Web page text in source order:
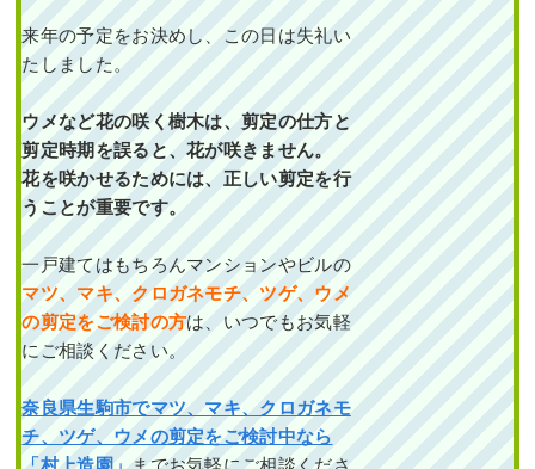
来年の予定をお決めし、この日は失礼い
たしました。
ウメなど花の咲く樹木は、剪定の仕方と
剪定時期を誤ると、花が咲きません。
花を咲かせるためには、正しい剪定を行
うことが重要です。
一戸建てはもちろんマンションやビルの
マツ、マキ、クロガネモチ、ツゲ、ウメ
の剪定をご検討の方は、いつでもお気軽
にご相談ください。
奈良県生駒市でマツ、マキ、クロガネモ
チ、ツゲ、ウメの剪定をご検討中なら
「村上造園」
までお気軽にご相談くださ